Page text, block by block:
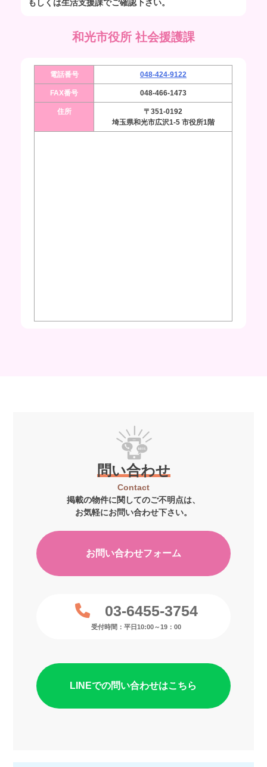
もしくは生活支援課でご確認下さい。
和光市役所 社会援護課
電話番号 048-424-9122
FAX番号 048-466-1473
住所
〒351-0192
埼玉県和光市広沢1-5 市役所1階
問い合わせ
Contact
掲載の物件に関してのご不明点は、
お気軽にお問い合わせ下さい。
お問い合わせフォーム
03-6455-3754
受付時間：平日10:00～19：00
LINEでの問い合わせはこちら